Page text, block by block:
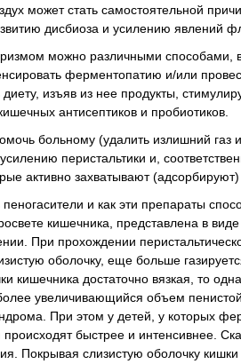
может стать самостоятельной
дисбиоза и усилению явлений
можно различными способами,
ферментопатию и/или
диету, изъяв из нее продукты,
антисептиков и пробиотиков.
больному (удалить излишний газ
перистальтики и,
активно захватывают
и как эти препараты
кишечника, представлена в
При прохождении
оболочку, еще больше
кишечника достаточно вязкая, то
увеличивающийся объем
При этом у детей, у которых
происходят быстрее и интенсивнее.
Покрывая слизистую оболочку